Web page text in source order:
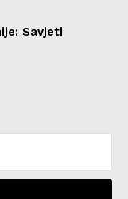
Savjeti